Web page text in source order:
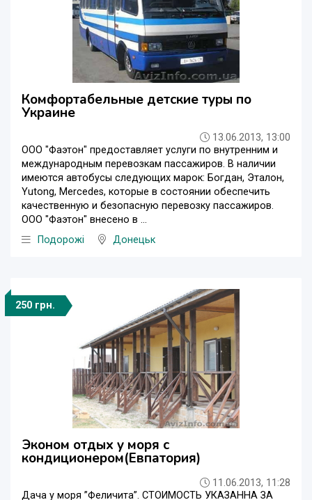
Комфортабельные детские туры по
Украине
13.06.2013, 13:00
ООО "Фаэтон" предоставляет услуги по внутренним и
международным перевозкам пассажиров. В наличии
имеются автобусы следующих марок: Богдан, Эталон,
Yutong, Mercedes, которые в состоянии обеспечить
качественную и безопасную перевозку пассажиров.
ООО "Фаэтон" внесено в ...
Подорожі
Донецьк
250 грн.
Эконом отдых у моря с
кондиционером(Евпатория)
11.06.2013, 11:28
Дача у моря ”Феличита”. СТОИМОСТЬ УКАЗАННА ЗА